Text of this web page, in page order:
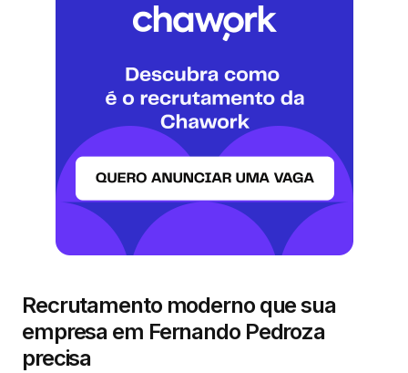
Recrutamento moderno que sua
empresa em Fernando Pedroza
precisa